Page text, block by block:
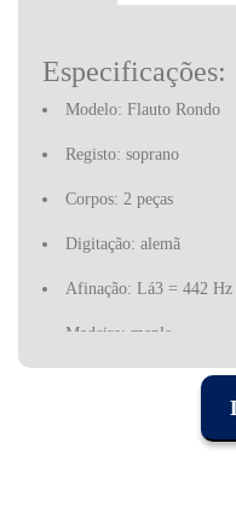
Especificações:
Modelo: Flauto Rondo
Registo: soprano
Corpos: 2 peças
Digitação: alemã
Afinação: Lá3 = 442 Hz
Madeira: maple
Orifícios/chaves:
pano, certificado,